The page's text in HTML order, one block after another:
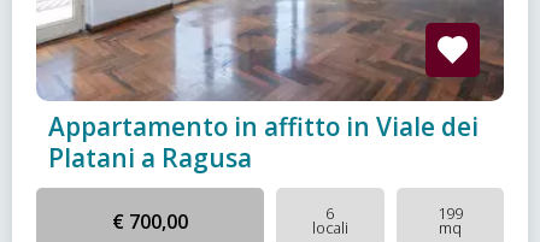
Appartamento in affitto in Viale dei
Platani a Ragusa
€ 700,00 6
locali
199
mq